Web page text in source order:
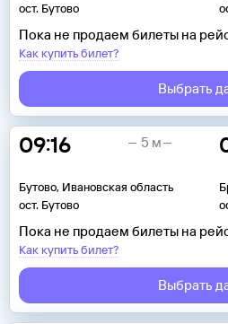
ост. Бутово
Пока не продаем билеты на
Как купить билет?
Выбрать
09:16
Бутово, Ивановская область
ост. Бутово
5 м
Пока не продаем билеты на
Как купить билет?
Выбрать